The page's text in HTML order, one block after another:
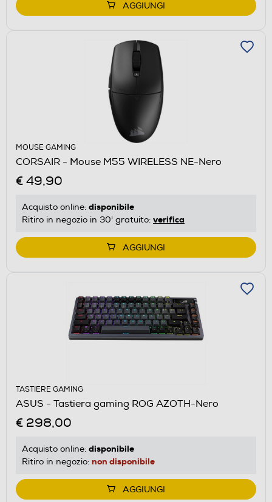
AGGIUNGI
MOUSE GAMING
CORSAIR - Mouse M55 WIRELESS NE-Nero
€ 49,90
Acquisto online: disponibile
Ritiro in negozio in 30' gratuito: verifica
AGGIUNGI
TASTIERE GAMING
ASUS - Tastiera gaming ROG AZOTH-Nero
€ 298,00
Acquisto online: disponibile
Ritiro in negozio: non disponibile
AGGIUNGI